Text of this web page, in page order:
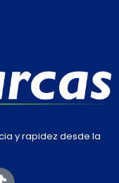
y rapidez desde la